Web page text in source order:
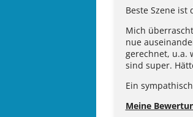
Beste Szene
Mich
nue
gerechnet, u.a.
sind super.
Ein
Meine